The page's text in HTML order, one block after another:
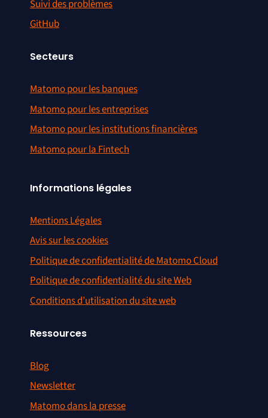
Suivi des problèmes
GitHub
Secteurs
Matomo pour les banques
Matomo pour les entreprises
Matomo pour les institutions financières
Matomo pour la Fintech
Informations légales
Mentions Légales
Avis sur les cookies
Politique de confidentialité de Matomo Cloud
Politique de confidentialité du site Web
Conditions d’utilisation du site web
Ressources
Blog
Newsletter
Matomo dans la presse